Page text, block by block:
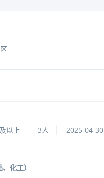
以上 3人 2025-04-30
化工）